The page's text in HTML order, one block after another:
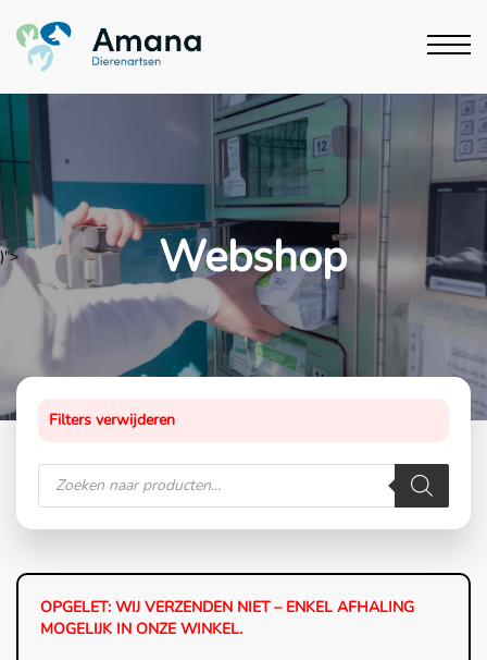
)"> Webshop
Filters verwijderen
OPGELET: WIJ VERZENDEN NIET – ENKEL AFHALING
MOGELIJK IN ONZE WINKEL.